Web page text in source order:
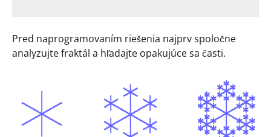
Pred naprogramovaním riešenia najprv spoločne
analyzujte fraktál a hľadajte opakujúce sa časti.